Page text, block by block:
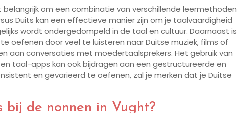
om een combinatie van verschillende leermethoden
Duits kan een effectieve manier zijn om je taalvaardigheid
wordt ondergedompeld in de taal en cultuur. Daarnaast is
oefenen door veel te luisteren naar Duitse muziek, films of
aan conversaties met moedertaalsprekers. Het gebruik van
taal-apps kan ook bijdragen aan een gestructureerde en
en gevarieerd te oefenen, zal je merken dat je Duitse
bij de nonnen in Vught?